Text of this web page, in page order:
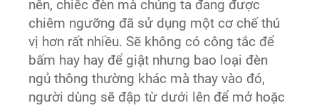
nền, chiếc đèn mà chúng ta đang được
chiêm ngưỡng đã sử dụng một cơ chế thú
vị hơn rất nhiều. Sẽ không có công tắc để
bấm hay hay để giật nhưng bao loại đèn
ngủ thông thường khác mà thay vào đó,
người dùng sẽ đập từ dưới lên để mở hoặc